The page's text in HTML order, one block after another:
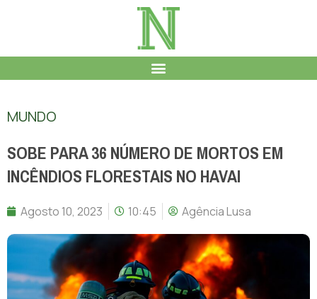
MUNDO
SOBE PARA 36 NÚMERO DE MORTOS EM
INCÊNDIOS FLORESTAIS NO HAVAI
Agosto 10, 2023 10:45 Agência Lusa